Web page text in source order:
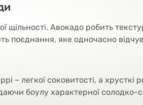
щільності. Авокадо робить
поєднання, яке одночасно
– легкої соковитості, а
боулу характерної солодко-